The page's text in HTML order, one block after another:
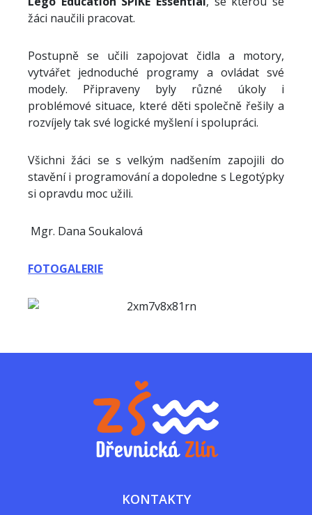
žáci naučili pracovat.
Postupně se učili zapojovat čidla a motory,
vytvářet jednoduché programy a ovládat své
modely. Připraveny byly různé úkoly i
problémové situace, které děti společně řešily a
rozvíjely tak své logické myšlení i spolupráci.
Všichni žáci se s velkým nadšením zapojili do
stavění i programování a dopoledne s Legotýpky
si opravdu moc užili.
Mgr. Dana Soukalová
FOTOGALERIE
KONTAKTY